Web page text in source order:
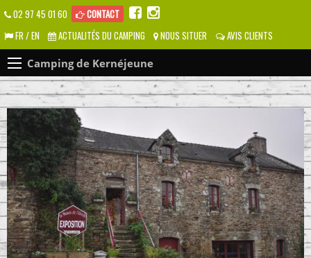
02 97 45 01 60
CONTACT
FR / EN
ACTUALITÉS DU CAMPING NOUS SITUER AVIS CLIENTS
Camping de Kernéjeune